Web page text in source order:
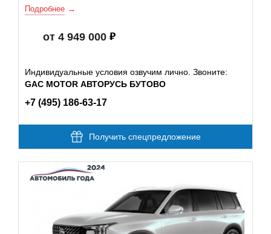
Подробнее
от 4 949 000
Индивидуальные условия озвучим лично. Звоните:
GAC MOTOR АВТОРУСЬ БУТОВО
+7 (495) 186-63-17
Получить спецпредложение